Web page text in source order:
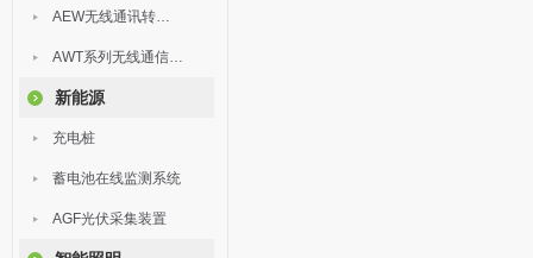
AEW无线通讯转换器
AWT系列无线通信终端
新能源
充电桩
蓄电池在线监测系统
AGF光伏采集装置